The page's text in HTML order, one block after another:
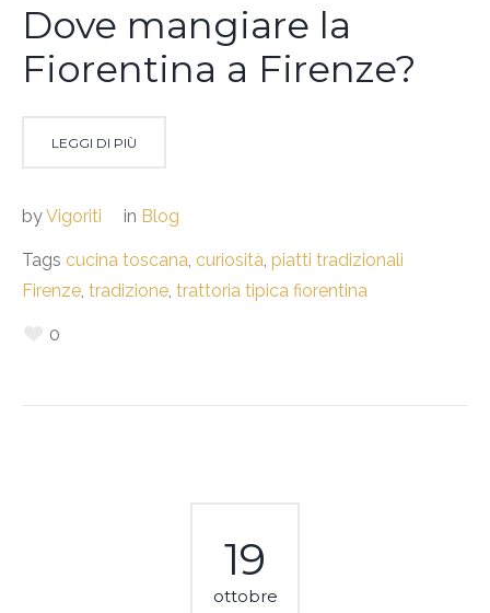
Dove mangiare la
Fiorentina a Firenze?
LEGGI DI PIÙ
byVigoriti in Blog
Tags cucina toscana, curiosità, piatti tradizionali
Firenze, tradizione, trattoria tipica fiorentina
0
19
ottobre